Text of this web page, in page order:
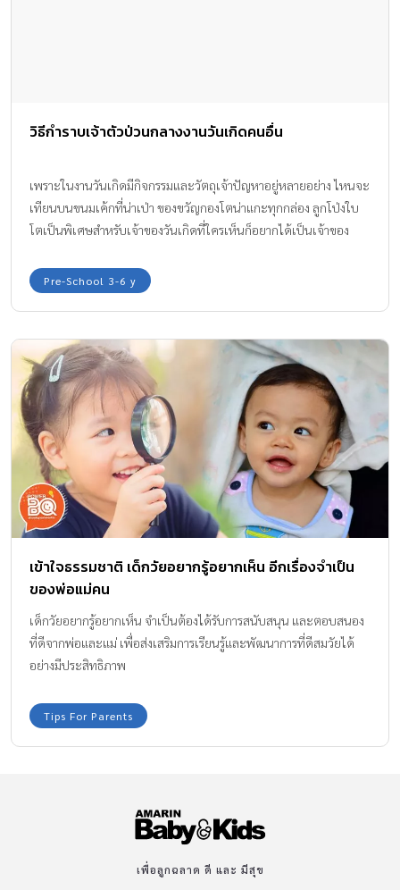
วิธีกำราบเจ้าตัวป่วนกลางงานวันเกิดคนอื่น
เพราะในงานวันเกิดมีกิจกรรมและวัตถุเจ้าปัญหาอยู่หลายอย่าง ไหนจะ
เทียนบนขนมเค้กที่น่าเป่า ของขวัญกองโตน่าแกะทุกกล่อง ลูกโป่งใบ
โตเป็นพิเศษสำหรับเจ้าของวันเกิดที่ใครเห็นก็อยากได้เป็นเจ้าของ
Pre-School 3-6 y
เข้าใจธรรมชาติ เด็กวัยอยากรู้อยากเห็น อีกเรื่องจำเป็น
ของพ่อแม่คน
เด็กวัยอยากรู้อยากเห็น จำเป็นต้องได้รับการสนับสนุน และตอบสนอง
ที่ดีจากพ่อและแม่ เพื่อส่งเสริมการเรียนรู้และพัฒนาการที่ดีสมวัยได้
อย่างมีประสิทธิภาพ
Tips For Parents
เพื่อลูกฉลาด ดี และ มีสุข